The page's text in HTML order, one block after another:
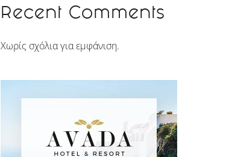
Recent Comments
Χωρίς σχόλια για εμφάνιση.